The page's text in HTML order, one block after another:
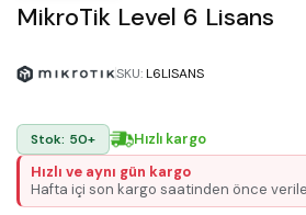
MikroTik Level 6 Lisans
SKU:L6LISANS
Stok: 50+
Hızlı kargo
Hızlı ve aynı gün kargo
Hafta içi son kargo saatinden önce